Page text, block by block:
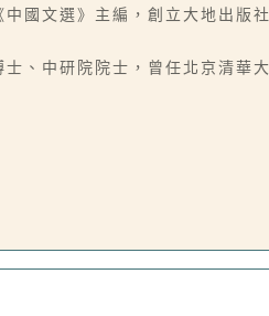
國文選》主編，創立大地出版
、中研院院士，曾任北京清華